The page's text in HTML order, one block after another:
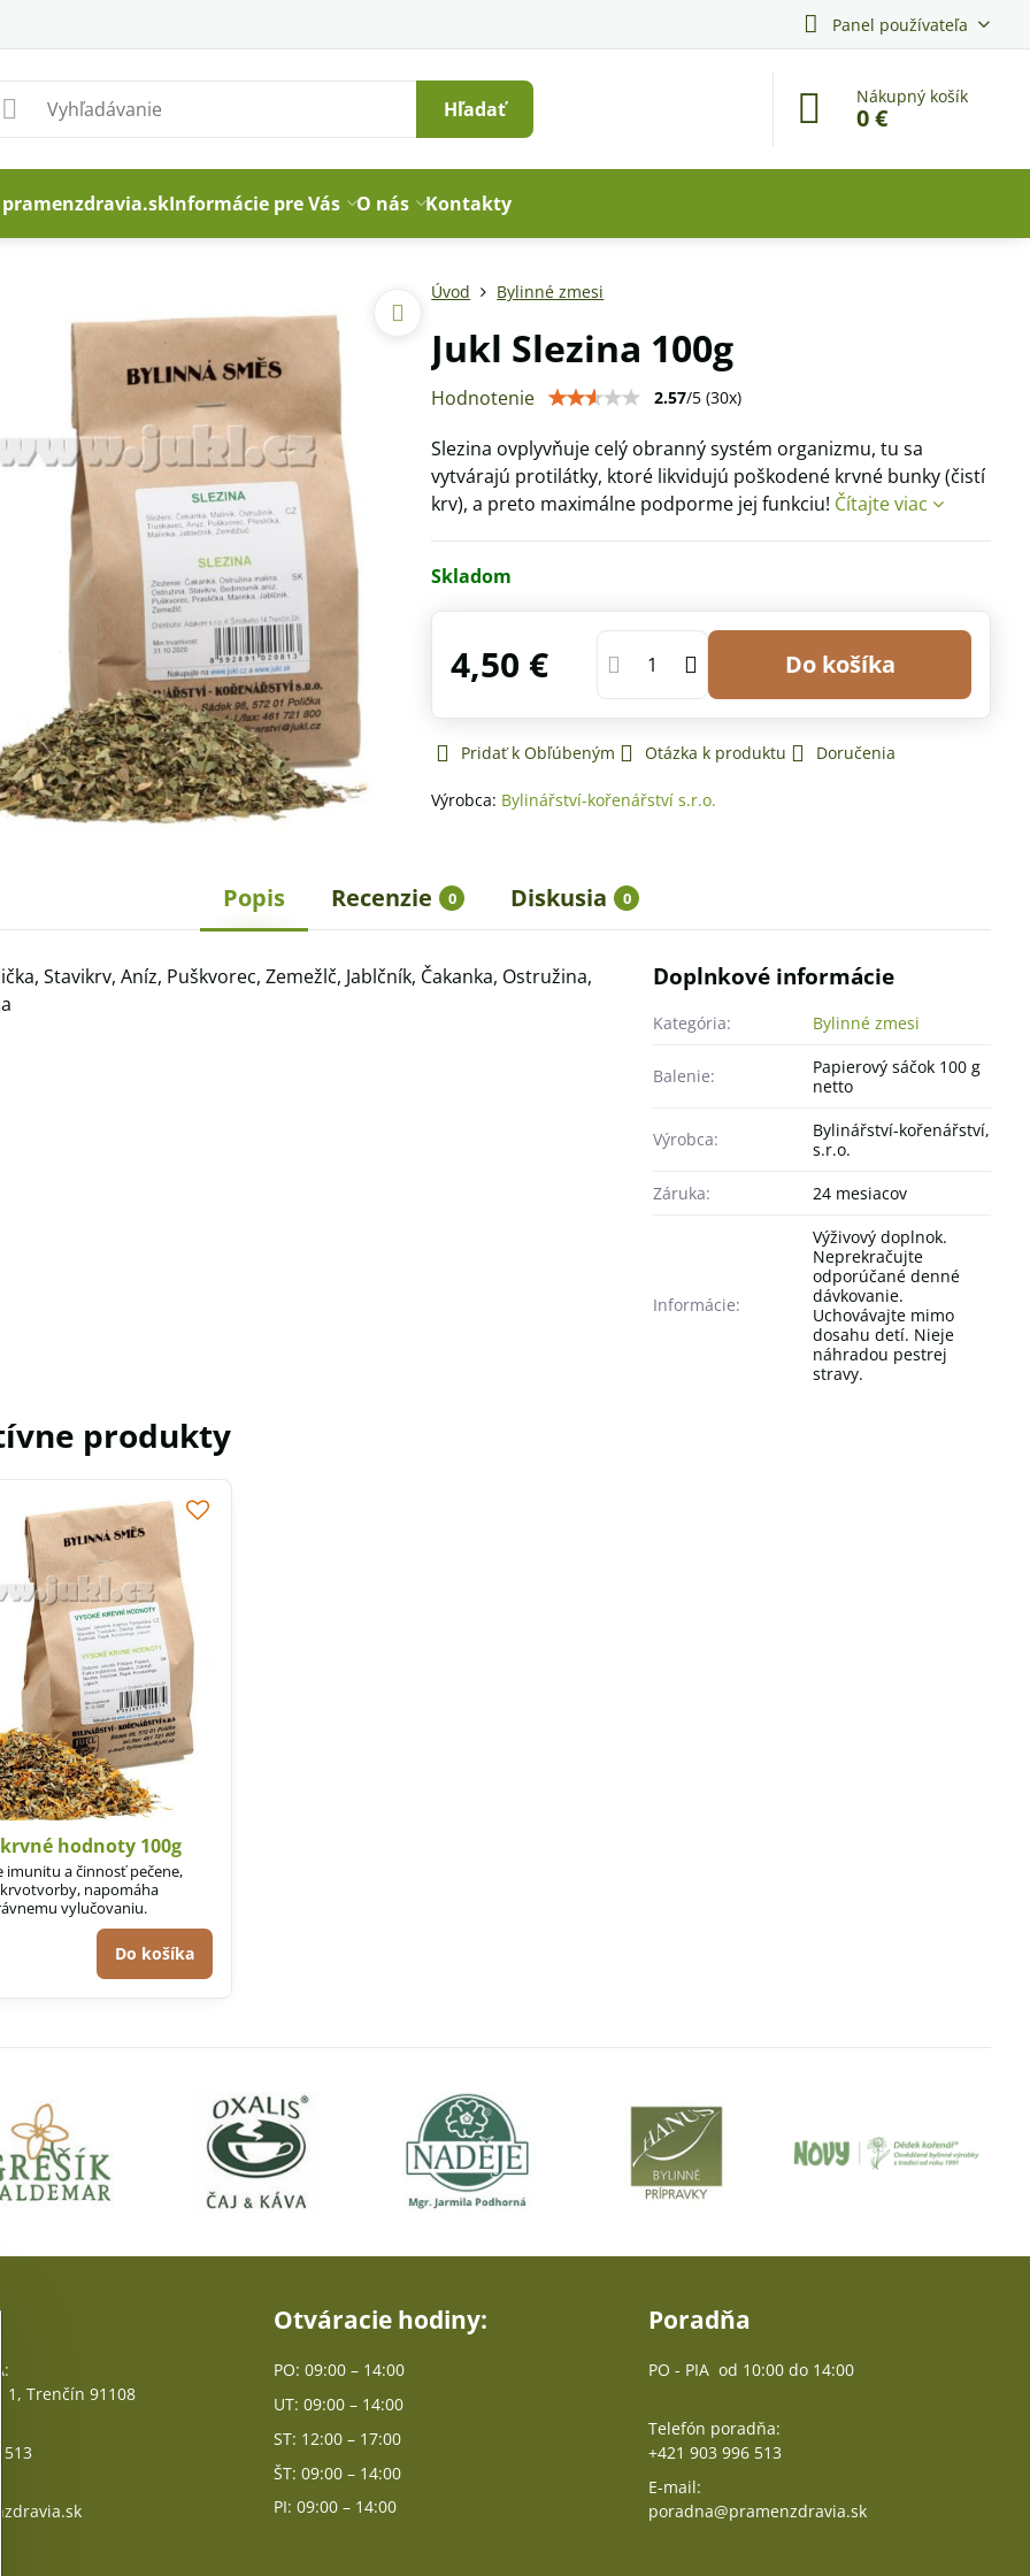
Panel používateľa
Hľadať
Nákupný košík
0 €
pramenzdravia.skInformácie pre Vás O nás Kontakty
Úvod Bylinné zmesi
Jukl Slezina 100g
Hodnotenie 2.57/5 (30x)
Slezina ovplyvňuje celý obranný systém organizmu, tu sa
vytvárajú protilátky, ktoré likvidujú poškodené krvné bunky (čistí
krv), a preto maximálne podporme jej funkciu! Čítajte viac
Skladom
4,50 € Do košíka
Pridať k Obľúbeným Otázka k produktu Doručenia
Výrobca: Bylinářství-kořenářství s.r.o.
Popis Recenzie 0 Diskusia 0
Stavikrv, Aníz, Puškvorec, Zemežlč, Jablčník, Čakanka, Ostružina,
Doplnkové informácie
Kategória: Bylinné zmesi
Balenie:
Papierový sáčok 100 g
netto
Výrobca:
Bylinářství-kořenářství,
s.r.o.
Záruka:
24 mesiacov
Informácie:
Výživový doplnok.
Neprekračujte
odporúčané denné
dávkovanie.
Uchovávajte mimo
dosahu detí. Nieje
náhradou pestrej
stravy.
produkty
hodnoty 100g
imunitu a činnosť pečene,
napomáha
vylučovaniu.
Do košíka
1, Trenčín 91108
Otváracie hodiny:
PO: 09:00 – 14:00
UT: 09:00 – 14:00
ST: 12:00 – 17:00
ŠT: 09:00 – 14:00
PI: 09:00 – 14:00
Poradňa
PO - PIA od 10:00 do 14:00
Telefón poradňa:
+421 903 996 513
E-mail:
poradna@pramenzdravia.sk